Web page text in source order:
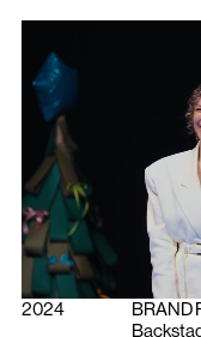
2024
BRAND